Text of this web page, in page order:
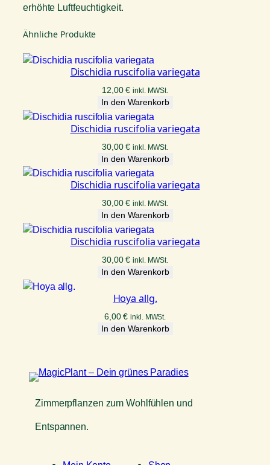
erhöhte Luftfeuchtigkeit.
Ähnliche Produkte
Dischidia ruscifolia variegata
12,00€ inkl. MWSt.
In den Warenkorb
Dischidia ruscifolia variegata
30,00€ inkl. MWSt.
In den Warenkorb
Dischidia ruscifolia variegata
30,00€ inkl. MWSt.
In den Warenkorb
Dischidia ruscifolia variegata
30,00€ inkl. MWSt.
In den Warenkorb
Hoya allg.
6,00€ inkl. MWSt.
In den Warenkorb
Zimmerpflanzen zum Wohlfühlen und
Entspannen.